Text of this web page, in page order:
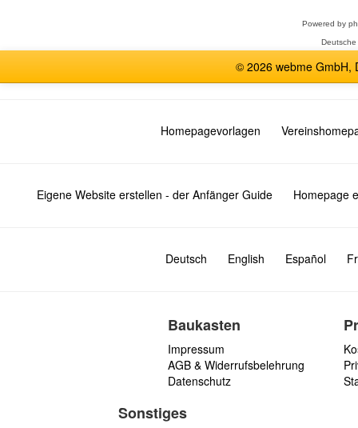
Powered by
© 2026 webme GmbH,
Homepagevorlagen
Eigene Website erstellen - der Anfänger Guide Homepage
Deutsch English Español
Baukasten
Impressum
AGB & Widerrufsbelehrung
Datenschutz
Sonstiges